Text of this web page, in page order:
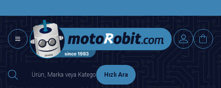
Hızlı Ara